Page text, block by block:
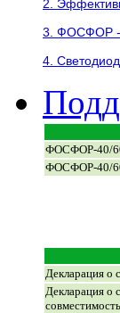
2.
3. ФОСФОР -
4.
ФОСФОР-40/60
ФОСФОР-40/60
Декларация о
Декларация о